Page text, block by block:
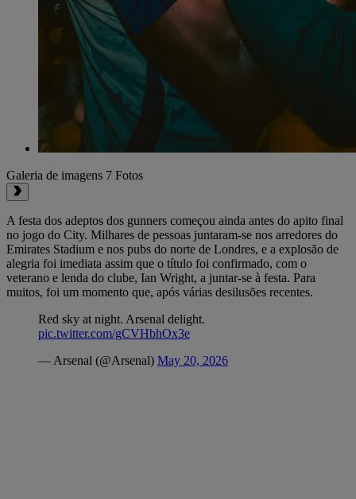
Galeria de imagens 7 Fotos
A festa dos adeptos dos gunners começou ainda antes do apito final
no jogo do City. Milhares de pessoas juntaram-se nos arredores do
Emirates Stadium e nos pubs do norte de Londres, e a explosão de
alegria foi imediata assim que o título foi confirmado, com o
veterano e lenda do clube, Ian Wright, a juntar-se à festa. Para
muitos, foi um momento que, após várias desilusões recentes.
Red sky at night. Arsenal delight.
pic.twitter.com/gCVHbhOx3e
— Arsenal (@Arsenal) May 20, 2026